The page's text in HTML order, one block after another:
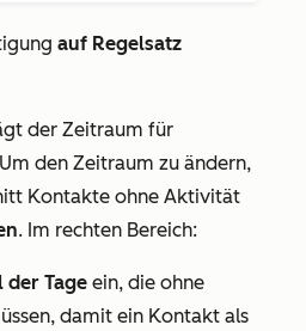
auf Regelsatz
der Zeitraum für
den Zeitraum zu ändern,
Kontakte ohne Aktivität
. Im rechten Bereich:
der Tage ein, die ohne
damit ein Kontakt als